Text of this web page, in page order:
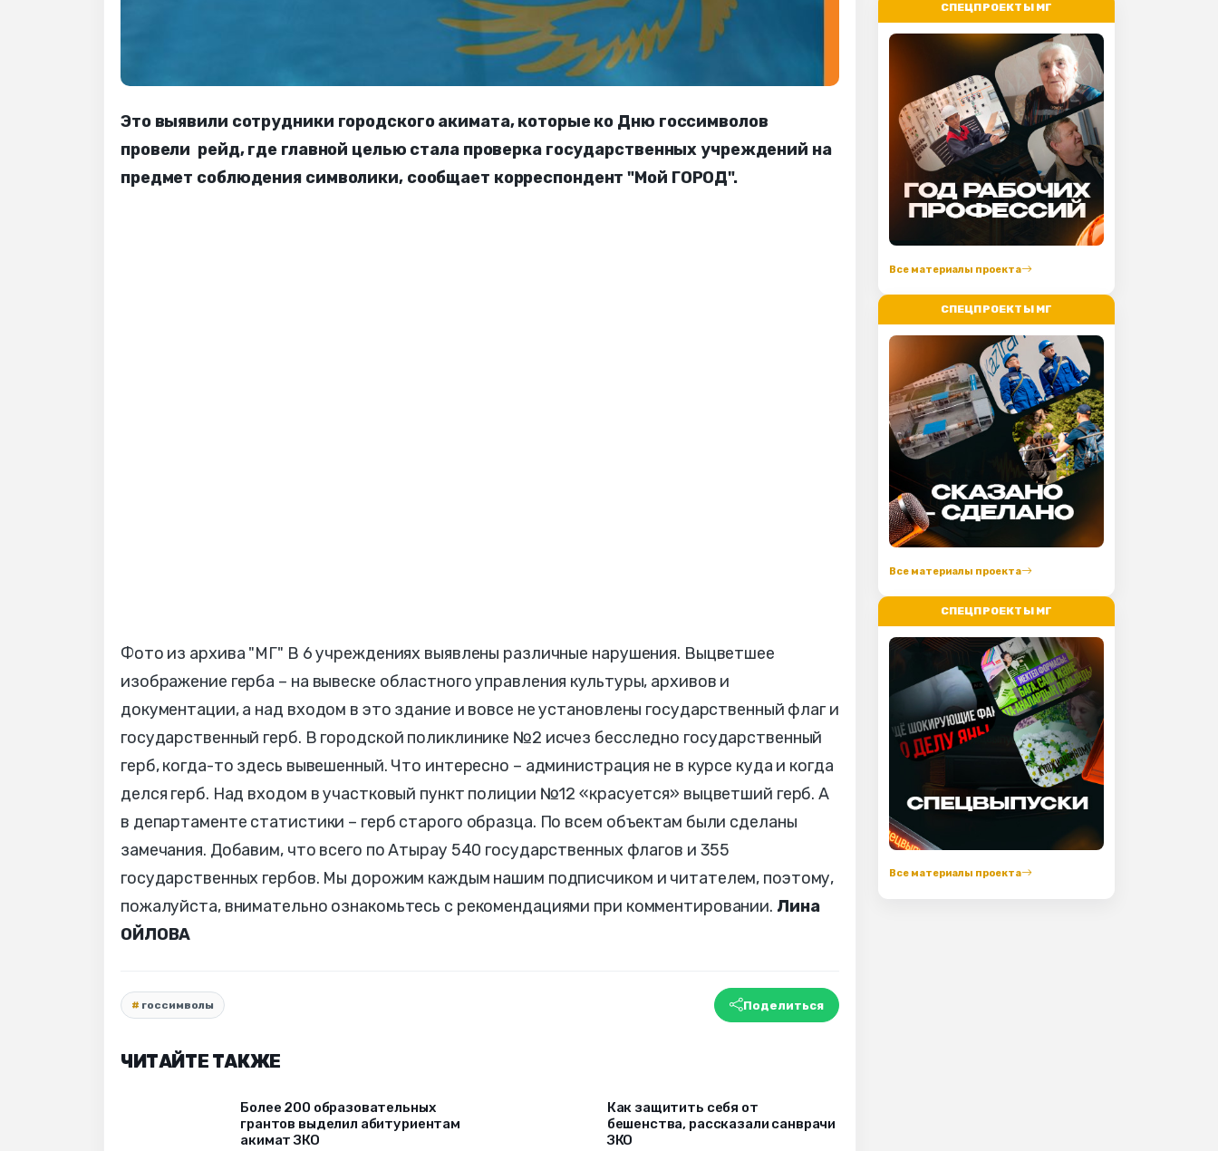
Это выявили сотрудники городского акимата, которые ко Дню госсимволов
провели рейд, где главной целью стала проверка государственных учреждений на
предмет соблюдения символики, сообщает корреспондент "Мой ГОРОД".
Фото из архива "МГ" В 6 учреждениях выявлены различные нарушения. Выцветшее
изображение герба – на вывеске областного управления культуры, архивов и
документации, а над входом в это здание и вовсе не установлены государственный флаг и
государственный герб. В городской поликлинике №2 исчез бесследно государственный
герб, когда-то здесь вывешенный. Что интересно – администрация не в курсе куда и когда
делся герб. Над входом в участковый пункт полиции №12 «красуется» выцветший герб. А
в департаменте статистики – герб старого образца. По всем объектам были сделаны
замечания. Добавим, что всего по Атырау 540 государственных флагов и 355
государственных гербов. Мы дорожим каждым нашим подписчиком и читателем, поэтому,
пожалуйста, внимательно ознакомьтесь с рекомендациями при комментировании. Лина
ОЙЛОВА
госсимволы Поделиться
ЧИТАЙТЕ ТАКЖЕ
Более 200 образовательных
грантов выделил абитуриентам
акимат ЗКО
Как защитить себя от
бешенства, рассказали санврачи
ЗКО
СПЕЦПРОЕКТЫ МГ
Все материалы проекта
СПЕЦПРОЕКТЫ МГ
Все материалы проекта
СПЕЦПРОЕКТЫ МГ
Все материалы проекта